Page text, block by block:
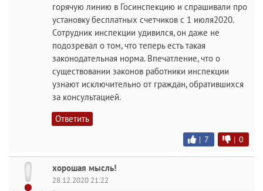
горячую линию в Госинспекцию и спрашивали про
установку бесплатных счетчиков с 1 июля2020.
Сотрудник инспекции удивился, он даже не
подозревал о том, что теперь есть такая
законодательная норма. Впечатление, что о
существовании законов работники инспекции
узнают исключительно от граждан, обратившихся
за консультацией.
Ответить
| 7 | 0
хорошая мысль!
28.12.2020 21:22